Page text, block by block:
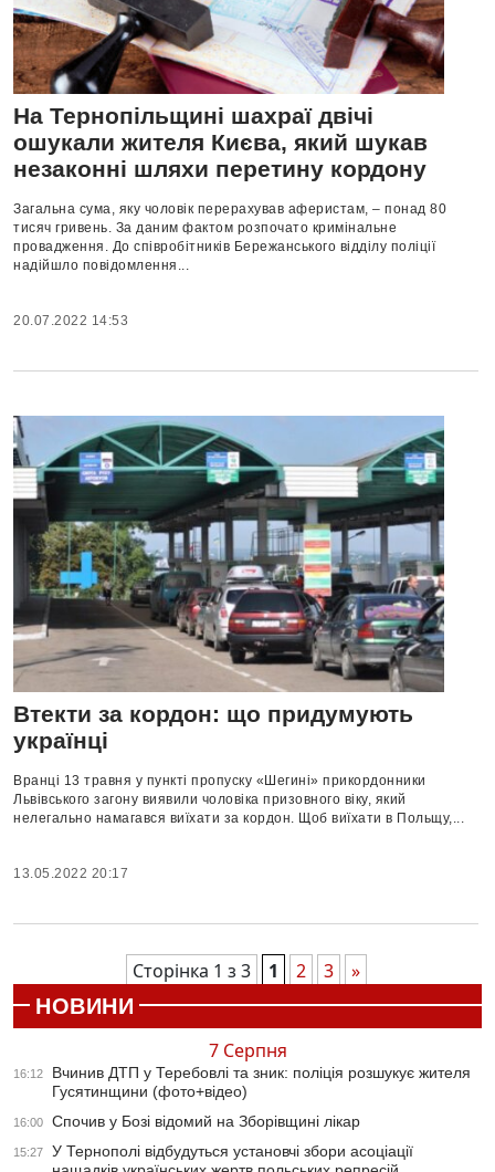
На Тернопільщині шахраї двічі
ошукали жителя Києва, який шукав
незаконні шляхи перетину кордону
Загальна сума, яку чоловік перерахував аферистам, – понад 80
тисяч гривень. За даним фактом розпочато кримінальне
провадження. До співробітників Бережанського відділу поліції
надійшло повідомлення...
20.07.2022 14:53
Втекти за кордон: що придумують
українці
Вранці 13 травня у пункті пропуску «Шегині» прикордонники
Львівського загону виявили чоловіка призовного віку, який
нелегально намагався виїхати за кордон. Щоб виїхати в Польщу,...
13.05.2022 20:17
Сторінка 1 з 3 1 2 3
»
НОВИНИ
7 Серпня
16:12
Вчинив ДТП у Теребовлі та зник: поліція розшукує жителя
Гусятинщини (фото+відео)
16:00 Спочив у Бозі відомий на Зборівщині лікар
15:27
У Тернополі відбудуться установчі збори асоціації